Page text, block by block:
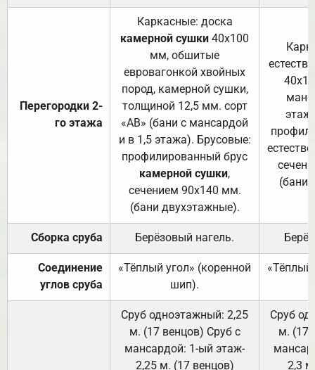
Перегородки 2-
го этажа
Каркасные: доска
камерной сушки 40х100
мм, обшитые
евровагонкой хвойных
пород, камерной сушки,
толщиной 12,5 мм. сорт
«АВ» (бани с мансардой
и в 1,5 этажа). Брусовые:
профилированный брус
камерной сушки,
сечением 90х140 мм.
(бани двухэтажные).
(бани
Сборка сруба Берёзовый нагель.
Соединение
углов сруба
«Тёплый угол» (коренной
шип).
«Тёплый
Сруб одноэтажный: 2,25
м. (17 венцов) Сруб с
мансардой: 1-ый этаж-
2,25 м. (17 венцов)
Сруб
м. (17
2,3